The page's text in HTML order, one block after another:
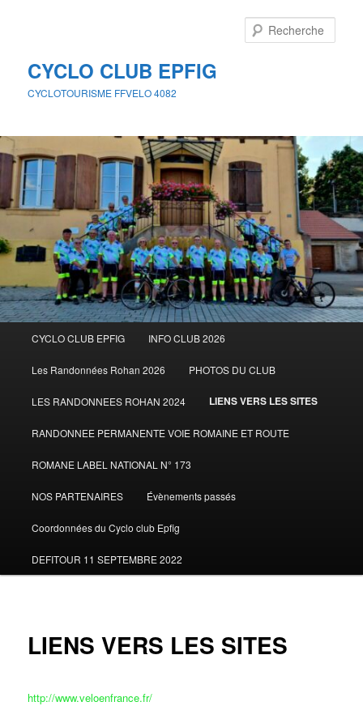
CYCLO CLUB EPFIG
CYCLOTOURISME FFVELO 4082
principal
CYCLO CLUB EPFIG INFO CLUB 2026
Les Randonnées Rohan 2026 PHOTOS DU CLUB
LES RANDONNEES ROHAN 2024 LIENS VERS LES SITES
RANDONNEE PERMANENTE VOIE ROMAINE ET ROUTE
ROMANE LABEL NATIONAL N° 173
NOS PARTENAIRES Évènements passés
Coordonnées du Cyclo club Epfig
DEFITOUR 11 SEPTEMBRE 2022
LIENS VERS LES SITES
http://www.veloenfrance.fr/